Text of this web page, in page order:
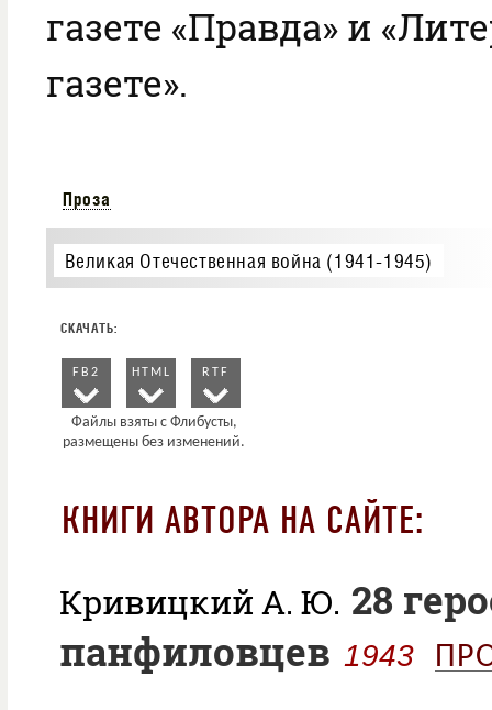
газете «Правда» и
газете».
Проза
Великая Отечественная война (1941-1945)
FB2 HTML RTF
КНИГИ АВТОРА НА САЙТЕ:
Кривицкий А. Ю. 28
панфиловцев 1943